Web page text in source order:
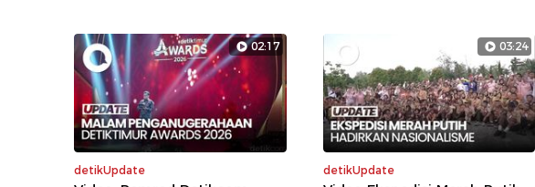
02:17
detikUpdate
03:24
detikUpdate